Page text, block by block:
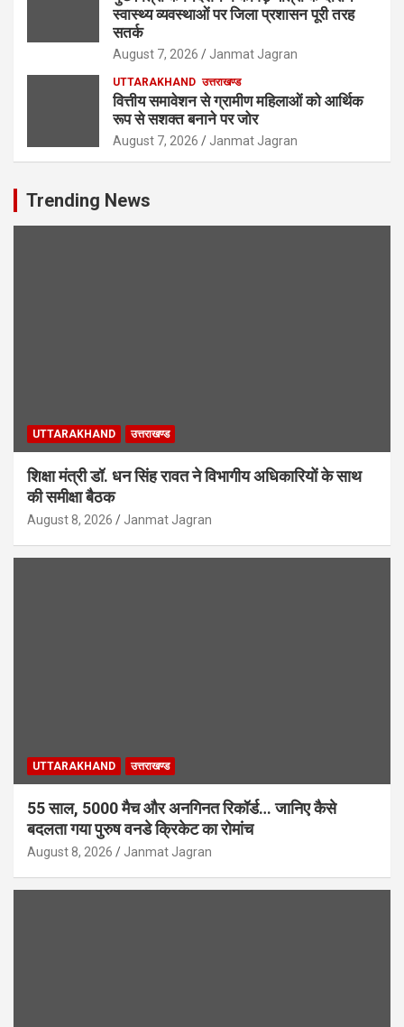
स्वास्थ्य व्यवस्थाओं पर जिला प्रशासन पूरी तरह
सतर्क
August 7, 2026 Janmat Jagran
UTTARAKHAND उत्तराखण्ड
वित्तीय समावेशन से ग्रामीण महिलाओं को आर्थिक
रूप से सशक्त बनाने पर जोर
August 7, 2026 Janmat Jagran
Trending News
UTTARAKHAND उत्तराखण्ड
शिक्षा मंत्री डॉ. धन सिंह रावत ने विभागीय अधिकारियों के साथ
की समीक्षा बैठक
August 8, 2026 Janmat Jagran
UTTARAKHAND उत्तराखण्ड
55 साल, 5000 मैच और अनगिनत रिकॉर्ड… जानिए कैसे
बदलता गया पुरुष वनडे क्रिकेट का रोमांच
August 8, 2026 Janmat Jagran